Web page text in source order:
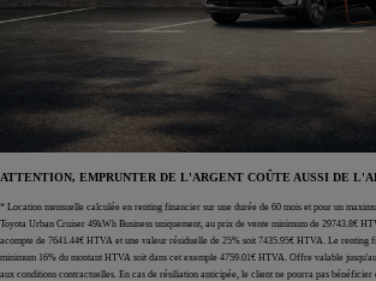
ATTENTION, EMPRUNTER DE L'ARGENT COÛTE AUSSI DE
* Location mensuelle calculée en renting financier sur une durée de 60 mois et pour un
Toyota Urban Cruiser 49kWh Business uniquement, au prix de vente minimum de 29743.8€
acompte de 7641.44€ HTVA et une valeur résiduelle de 25% soit 7435.95€ HTVA. Le renting
minimum 16% du montant HTVA soit dans cet exemple 4759.01€ HTVA. Offre valable
aux conditions contractuelles. En cas de résiliation anticipée, le client ne pourra pas